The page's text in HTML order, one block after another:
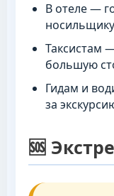
В отеле —
Таксистам
большую
Гидам и
за
🆘